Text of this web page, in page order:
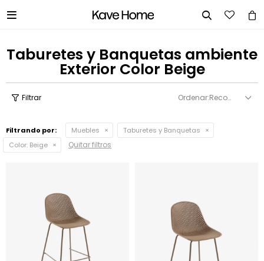
 
Taburetes y Banquetas ambiente
Exterior Color Beige
Recomendados
Filtrando por: Muebles
Taburetes y Banquetas
Color: Beige Quitar filtros